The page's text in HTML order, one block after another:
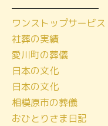
ー
カ
イ
ブ
ワンストップサービス
社葬の実績
愛川町の葬儀
日本の文化
日本の文化
相模原市の葬儀
おひとりさま日記